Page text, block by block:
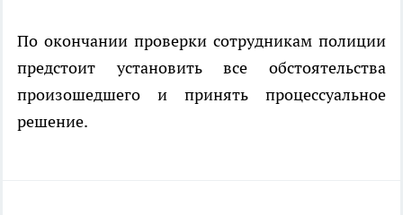
По окончании проверки сотрудникам полиции
предстоит установить все обстоятельства
произошедшего и принять процессуальное
решение.